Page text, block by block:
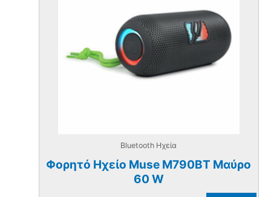
Bluetooth Ηχεία
Φορητό Ηχείο Muse M790BT Μαύρο
60 W